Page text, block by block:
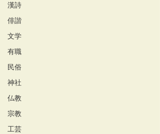
漢詩
俳諧
文学
有職
民俗
神社
仏教
宗教
工芸